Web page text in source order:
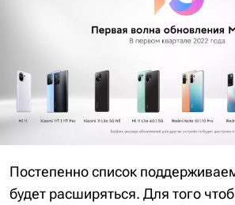
Постепенно список
будет расширяться. Для того